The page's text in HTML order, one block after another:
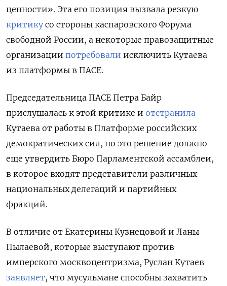
ценности». Эта его позиция вызвала резкую
критику со стороны каспаровского Форума
свободной России, а некоторые правозащитные
организации потребовали исключить Кутаева
из платформы в ПАСЕ.
Председательница ПАСЕ Петра Байр
прислушалась к этой критике и отстранила
Кутаева от работы в Платформе российских
демократических сил, но это решение должно
еще утвердить Бюро Парламентской ассамблеи,
в которое входят представители различных
национальных делегаций и партийных
фракций.
В отличие от Екатерины Кузнецовой и Ланы
Пылаевой, которые выступают против
имперского москвоцентризма, Руслан Кутаев
заявляет, что мусульмане способны захватить